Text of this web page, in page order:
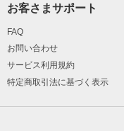
お客さまサポート
FAQ
お問い合わせ
サービス利用規約
特定商取引法に基づく表示